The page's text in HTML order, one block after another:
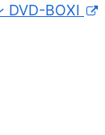
DVD-BOXI